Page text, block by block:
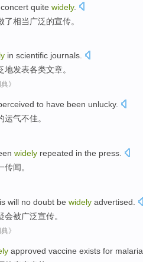
concert quite widely.
了相当 广泛的宣传。
in scientific journals.
地发表各类文章。
》
to have been unlucky.
运气不佳。
widely repeated in the press.
闻。
will no doubt be widely advertised
会被广泛宣传。
》
approved vaccine exists for malaria